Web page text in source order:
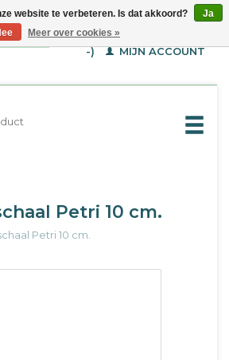
WINKELWAGEN (€--,-
-)
MIJN ACCOUNT
Petri 10 cm.
Petri 10 cm.
website te verbeteren. Is dat akkoord?
Ja
Meer over cookies »